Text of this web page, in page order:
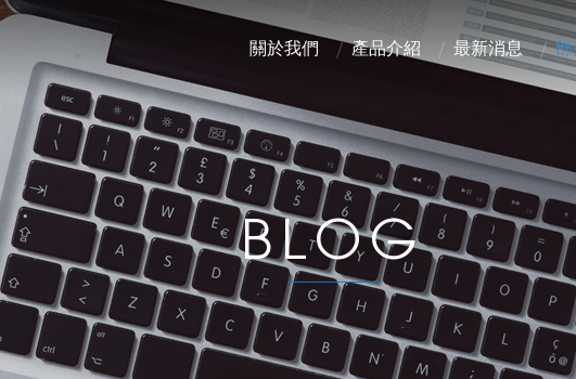
關於我們 產品介紹 最新消息 部
BLOG